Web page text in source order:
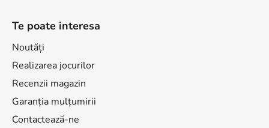
Te poate interesa
Noutăți
Realizarea jocurilor
Recenzii magazin
Garanția mulțumirii
Contactează-ne